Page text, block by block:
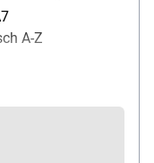
A-Z
Folienstift